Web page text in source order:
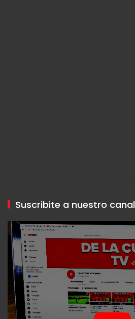
Suscribite a nuestro canal